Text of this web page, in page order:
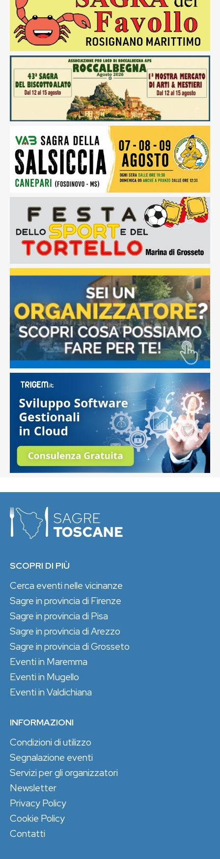
SCOPRI DI PIÙ
Cerca eventi nelle vicinanze
Sagre in provincia di Firenze
Sagre in provincia di Pisa
Sagre in provincia di Arezzo
Sagre in provincia di Grosseto
Eventi in Maremma
Eventi in Mugello
Eventi in Valdichiana
INFORMAZIONI
Condizioni di utilizzo
Segnalazione eventi
Servizi per gli organizzatori
Newsletter
Privacy Policy
Cookie Policy
Contatti